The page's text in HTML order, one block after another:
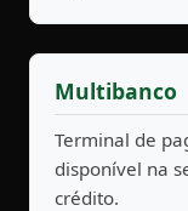
Multibanco
Terminal de
disponível na
crédito.